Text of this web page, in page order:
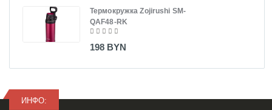
Термокружка Zojirushi SM-
QAF48-RK
198 BYN
ИНФО: